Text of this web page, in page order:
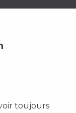
toujours